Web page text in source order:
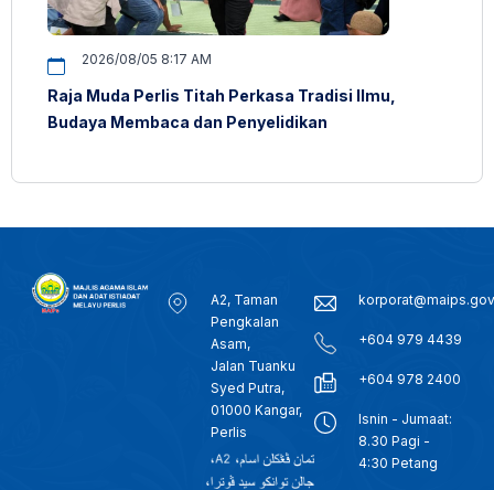
2026/08/05 8:17 AM
Raja Muda Perlis Titah Perkasa Tradisi Ilmu,
Budaya Membaca dan Penyelidikan
A2, Taman
Pengkalan
Asam,
Jalan Tuanku
Syed Putra,
01000 Kangar,
Perlis
+604 979 4439
+604 978 2400
Isnin - Jumaat:
8.30 Pagi -
4:30 Petang